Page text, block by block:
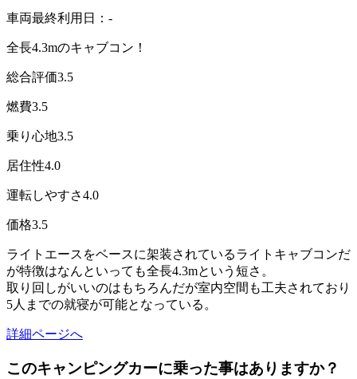
車両最終利用日：-
全長4.3mのキャブコン！
総合評価3.5
燃費3.5
乗り心地3.5
居住性4.0
運転しやすさ4.0
価格3.5
ライトエースをベースに架装されているライトキャブコンだ
が特徴はなんといっても全長4.3mという短さ。
取り回しがいいのはもちろんだが室内空間も工夫されており
5人までの就寝が可能となっている。
詳細ページへ
このキャンピングカーに乗った事はありますか？